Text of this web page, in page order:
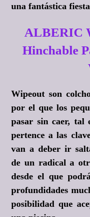
una fantástica
ALBERIC
Hinchable
Wipeout son
por el que los
pasar sin caer, tal
pertence a las
van a deber ir
de un radical a
desde el que
profundidades
posibilidad que